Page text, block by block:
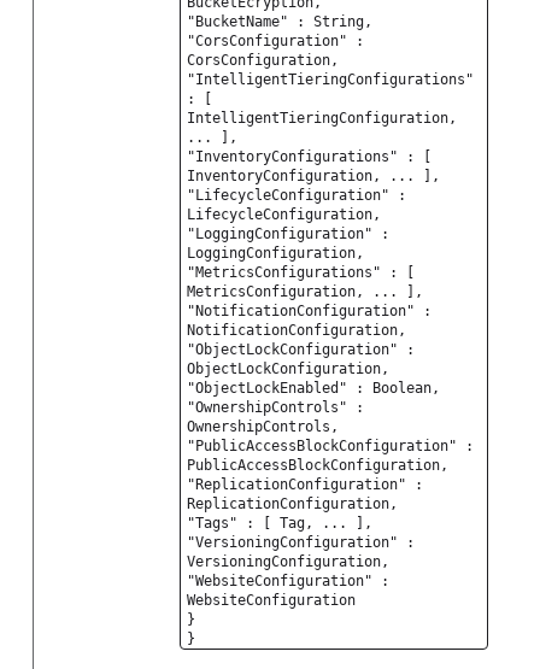
"BucketName" : String,
"CorsConfiguration" :
CorsConfiguration,
"IntelligentTieringConfigurations"
: [
IntelligentTieringConfiguration,
... ],
"InventoryConfigurations" : [
InventoryConfiguration, ... ],
"LifecycleConfiguration" :
LifecycleConfiguration,
"LoggingConfiguration" :
LoggingConfiguration,
"MetricsConfigurations" : [
MetricsConfiguration, ... ],
"NotificationConfiguration" :
NotificationConfiguration,
"ObjectLockConfiguration" :
ObjectLockConfiguration,
"ObjectLockEnabled" : Boolean,
"OwnershipControls" :
OwnershipControls,
"PublicAccessBlockConfiguration" :
PublicAccessBlockConfiguration,
"ReplicationConfiguration" :
ReplicationConfiguration,
"Tags" : [ Tag, ... ],
"VersioningConfiguration" :
VersioningConfiguration,
"WebsiteConfiguration" :
WebsiteConfiguration
}
}